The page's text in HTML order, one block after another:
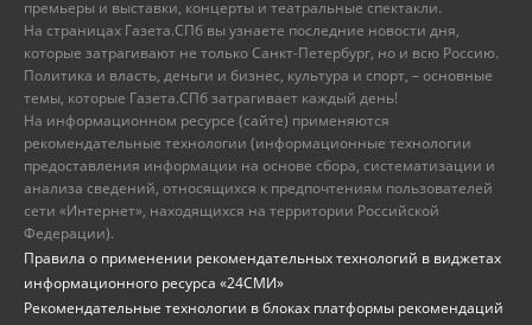
премьеры и выставки, концерты и театральные спектакли.
На страницах Газета.СПб вы узнаете последние новости дня,
которые затрагивают не только Санкт-Петербург, но и всю Россию.
Политика и власть, деньги и бизнес, культура и спорт, – основные
темы, которые Газета.СПб затрагивает каждый день!
На информационном ресурсе (сайте) применяются
рекомендательные технологии (информационные технологии
предоставления информации на основе сбора, систематизации и
анализа сведений, относящихся к предпочтениям пользователей
сети «Интернет», находящихся на территории Российской
Федерации).
Правила о применении рекомендательных технологий в виджетах
информационного ресурса «24СМИ»
Рекомендательные технологии в блоках платформы рекомендаций